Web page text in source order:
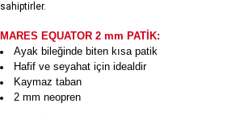
sahiptirler.
MARES EQUATOR 2 mm PATİK:
Ayak bileğinde biten kısa patik
Hafif ve seyahat için idealdir
Kaymaz taban
2 mm neopren